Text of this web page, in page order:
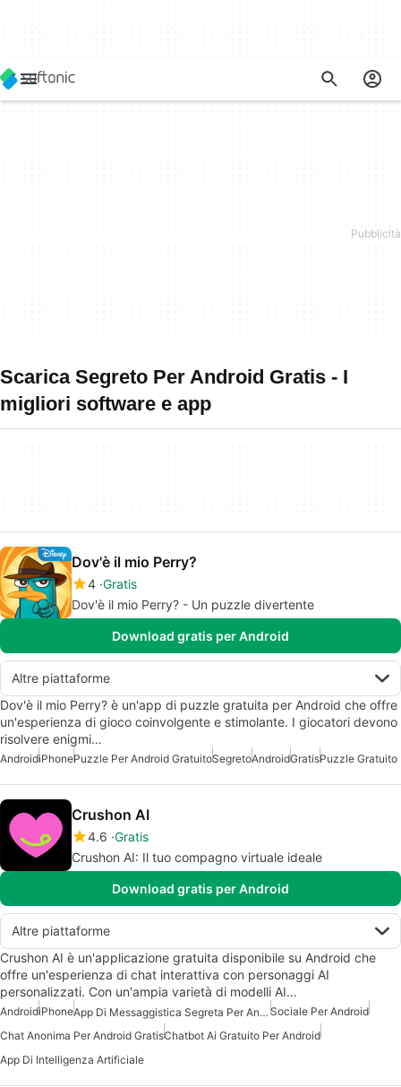
Scarica Segreto Per Android Gratis - I
migliori software e app
Dov'è il mio Perry?
4 Gratis
Dov'è il mio Perry? - Un puzzle divertente
Download gratis per Android
Altre piattaforme
Dov'è il mio Perry? è un'app di puzzle gratuita per Android che offre
un'esperienza di gioco coinvolgente e stimolante. I giocatori devono
risolvere enigmi…
AndroidiPhonePuzzle Per Android GratuitoSegretoAndroidGratisPuzzle Gratuito
Crushon AI
4.6 Gratis
Crushon AI: Il tuo compagno virtuale ideale
Download gratis per Android
Altre piattaforme
Crushon AI è un'applicazione gratuita disponibile su Android che
offre un'esperienza di chat interattiva con personaggi AI
personalizzati. Con un'ampia varietà di modelli AI…
AndroidiPhone App Di Messaggistica Segreta Per Android Sociale Per Android
Chat Anonima Per Android GratisChatbot Ai Gratuito Per Android
App Di Intelligenza Artificiale